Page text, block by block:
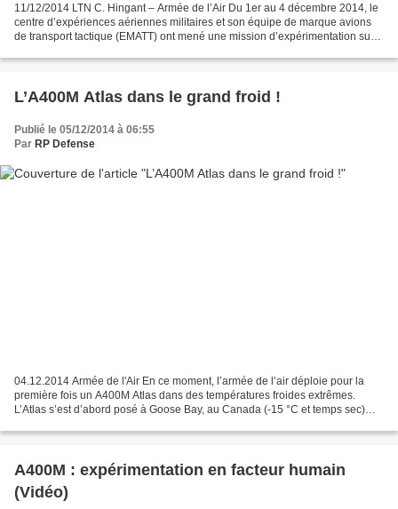
11/12/2014 LTN C. Hingant – Armée de l’Air Du 1er au 4 décembre 2014, le
centre d’expériences aériennes militaires et son équipe de marque avions
de transport tactique (EMATT) ont mené une mission d’expérimentation sur
L’A400M Atlas dans le grand froid !
Publié le 05/12/2014 à 06:55
Par RP Defense
04.12.2014 Armée de l'Air En ce moment, l’armée de l’air déploie pour la
première fois un A400M Atlas dans des températures froides extrêmes.
L’Atlas s’est d’abord posé à Goose Bay, au Canada (-15 °C et temps sec)
A400M : expérimentation en facteur humain
(Vidéo)